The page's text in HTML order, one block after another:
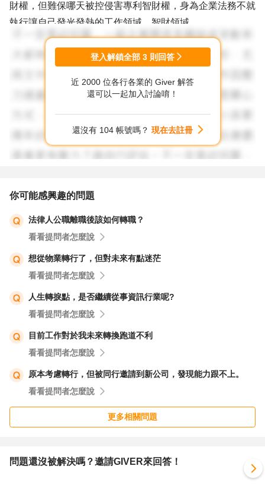
財權，但難保哪天被控侵害專利智財權，身為企業法務不就
執行讓自己發光發熱的工作領域，智財領域。
5. 排斥的感覺是心裡塞顆大石頭，不喜歡法律相關的工作
除智財領域，想想看，過去五年，您的經濟收入靠什麼，不
就是法律相關的工作。不喜歡但又可以撐五年，您不覺得奇
位，讓工作有空間在心裡發芽，進而瓦解石頭，成為自己認
登入解鎖全部 3 則回答
近 2000 位各行各業的 Giver 解答
還可以一起加入討論唷！
還沒有 104 帳號嗎？ 現在去註冊
你可能感興趣的問題
法律人公職離職後該如何轉職？
看看提問者怎麼說
想從物業轉行了，但對未來有點迷茫
看看提問者怎麼說
人生轉捩點，是否繼續從事資訊行業呢?
看看提問者怎麼說
目前工作對於我未來轉換跑道不利
看看提問者怎麼說
原本考慮轉行，但被同行邀請到新公司，發現能力跟不上。
看看提問者怎麼說
更多相關問題
問題還沒被解決嗎？邀請GIVER來回答！